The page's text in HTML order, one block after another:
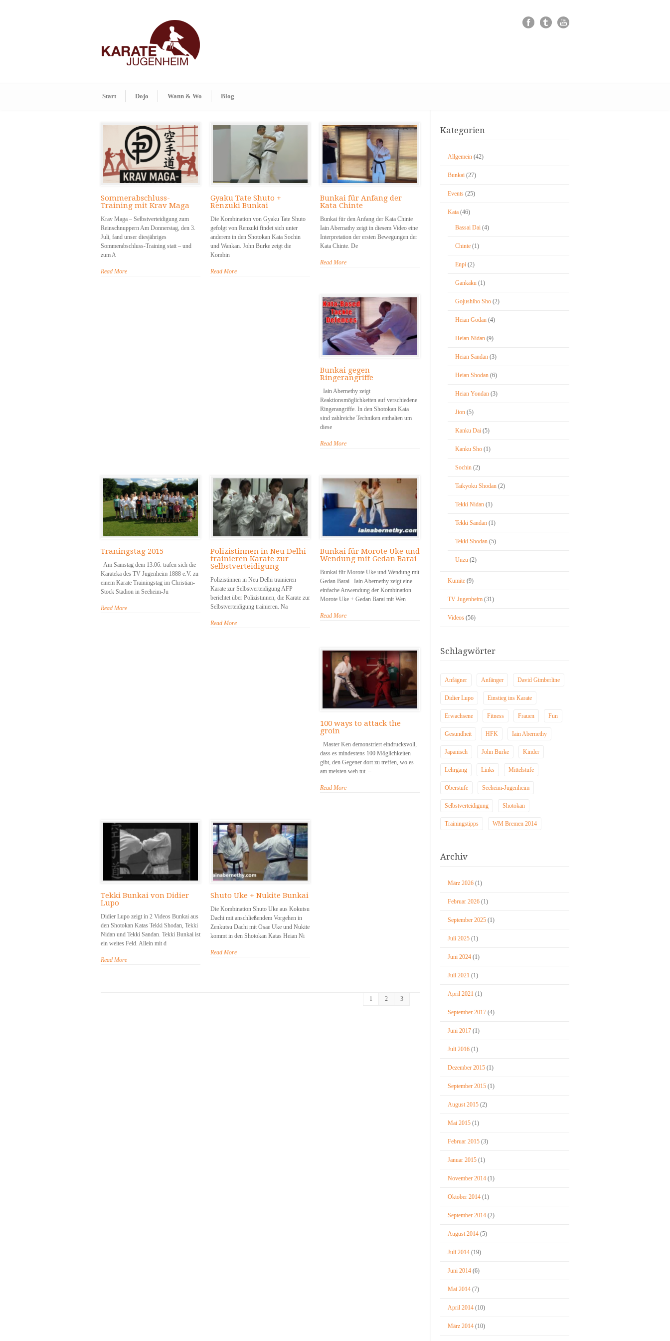
Start Dojo Wann & Wo Blog
Sommerabschluss-
Training mit Krav Maga
Krav Maga – Selbstverteidigung zum
Reinschnuppern Am Donnerstag, den 3.
Juli, fand unser diesjähriges
Sommerabschluss-Training statt – und
zum A
Read More
Gyaku Tate Shuto +
Renzuki Bunkai
Die Kombination von Gyaku Tate Shuto
gefolgt von Renzuki findet sich unter
anderem in den Shotokan Kata Sochin
und Wankan. John Burke zeigt die
Kombin
Read More
Bunkai für Anfang der
Kata Chinte
Bunkai für den Anfang der Kata Chinte
Iain Abernathy zeigt in diesem Video eine
Interpretation der ersten Bewegungen der
Kata Chinte. De
Read More
Bunkai gegen
Ringerangriffe
Iain Abernethy zeigt
Reaktionsmöglichkeiten auf verschiedene
Ringerangriffe. In den Shotokan Kata
sind zahlreiche Techniken enthalten um
diese
Read More
Traningstag 2015
Am Samstag dem 13.06. trafen sich die
Karateka des TV Jugenheim 1888 e.V. zu
einem Karate Trainingstag im Christian-
Stock Stadion in Seeheim-Ju
Read More
Polizistinnen in Neu Delhi
trainieren Karate zur
Selbstverteidigung
Polizistinnen in Neu Delhi trainieren
Karate zur Selbstverteidigung AFP
berichtet über Polizistinnen, die Karate zur
Selbstverteidigung trainieren. Na
Read More
Bunkai für Morote Uke und
Wendung mit Gedan Barai
Bunkai für Morote Uke und Wendung mit
Gedan Barai Iain Abernethy zeigt eine
einfache Anwendung der Kombination
Morote Uke + Gedan Barai mit Wen
Read More
100 ways to attack the
groin
Master Ken demonstriert eindrucksvoll,
dass es mindestens 100 Möglichkeiten
gibt, den Gegener dort zu treffen, wo es
am meisten weh tut. ̶
Read More
Tekki Bunkai von Didier
Lupo
Didier Lupo zeigt in 2 Videos Bunkai aus
den Shotokan Katas Tekki Shodan, Tekki
Nidan und Tekki Sandan. Tekki Bunkai ist
ein weites Feld. Allein mit d
Read More
Shuto Uke + Nukite Bunkai
Die Kombination Shuto Uke aus Kokutsu
Dachi mit anschließendem Vorgehen in
Zenkutsu Dachi mit Osae Uke und Nukite
kommt in den Shotokan Katas Heian Ni
Read More
1 2 3
Kategorien
Allgemein (42)
Bunkai (27)
Events (25)
Kata (46)
Bassai Dai (4)
Chinte (1)
Enpi (2)
Gankaku (1)
Gojushiho Sho (2)
Heian Godan (4)
Heian Nidan (9)
Heian Sandan (3)
Heian Shodan (6)
Heian Yondan (3)
Jion (5)
Kanku Dai (5)
Kanku Sho (1)
Sochin (2)
Taikyoku Shodan (2)
Tekki Nidan (1)
Tekki Sandan (1)
Tekki Shodan (5)
Unzu (2)
Kumite (9)
TV Jugenheim (31)
Videos (56)
Schlagwörter
Anfägner Anfänger David Gimberline
Didier Lupo Einstieg ins Karate
Erwachsene Fitness Frauen Fun
Gesundheit HFK Iain Abernethy
Japanisch John Burke Kinder
Lehrgang Links Mittelstufe
Oberstufe Seeheim-Jugenheim
Selbstverteidigung Shotokan
Trainingstipps WM Bremen 2014
Archiv
März 2026 (1)
Februar 2026 (1)
September 2025 (1)
Juli 2025 (1)
Juni 2024 (1)
Juli 2021 (1)
April 2021 (1)
September 2017 (4)
Juni 2017 (1)
Juli 2016 (1)
Dezember 2015 (1)
September 2015 (1)
August 2015 (2)
Mai 2015 (1)
Februar 2015 (3)
Januar 2015 (1)
November 2014 (1)
Oktober 2014 (1)
September 2014 (2)
August 2014 (5)
Juli 2014 (19)
Juni 2014 (6)
Mai 2014 (7)
April 2014 (10)
März 2014 (10)